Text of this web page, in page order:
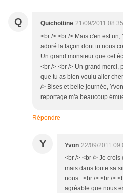
Q Quichottine 21/09/2011 08:35
<br /> <br /> Mais c'en est un,
adoré la façon dont tu nous
Un grand monsieur que cet
<br /> <br /> Un grand merci,
que tu as bien voulu aller
/> Bises et belle journée,
reportage m'a beaucoup
Répondre
Y Yvon 22/09/2011
<br /> <br /> Je
mais dans toute sa
nous...<br /> <br />
agréable que nous